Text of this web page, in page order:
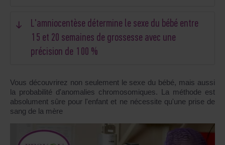
L'amniocentèse détermine le sexe du bébé entre
15 et 20 semaines de grossesse avec une
précision de 100 %
Vous découvrirez non seulement le sexe du bébé, mais aussi
la probabilité d'anomalies chromosomiques. La méthode est
absolument sûre pour l'enfant et ne nécessite qu'une prise de
sang de la mère